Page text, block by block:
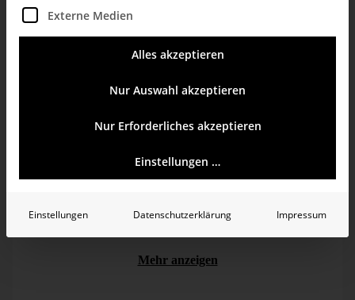
Mittwoch, 30. Dezember 2015
DeltaMaster Grafische Tabellen
Mehr anzeigen
Externe Medien
Alles akzeptieren
Nur Auswahl akzeptieren
Nur Erforderliches akzeptieren
Einstellungen …
Einstellungen Datenschutzerklärung Impressum